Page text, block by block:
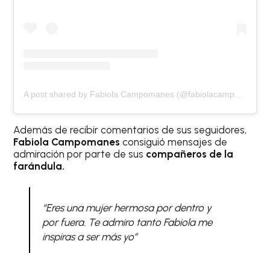
Además de recibir comentarios de sus seguidores,
Fabiola Campomanesconsiguió mensajes de
admiración por parte de sus compañeros de la
farándula.
“Eres una mujer hermosa por dentro y
por fuera. Te admiro tanto Fabiola me
inspiras a ser más yo”